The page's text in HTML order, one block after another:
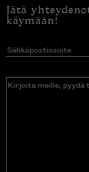
Jätä
käymään!
Sähköpostiosoite
Kirjoita